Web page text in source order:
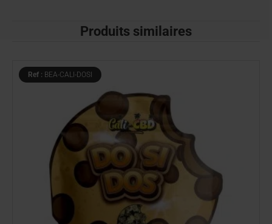
Produits similaires
Ref : BEA-CALI-DOSI